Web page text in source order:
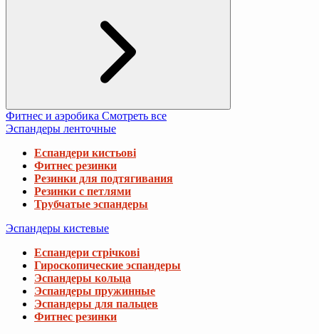
Фитнес и аэробика Смотреть все
Эспандеры ленточные
Еспандери кистьові
Фитнес резинки
Резинки для подтягивания
Резинки с петлями
Трубчатые эспандеры
Эспандеры кистевые
Еспандери стрічкові
Гироскопические эспандеры
Эспандеры кольца
Эспандеры пружинные
Эспандеры для пальцев
Фитнес резинки